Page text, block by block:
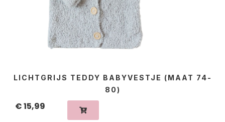
LICHTGRIJS TEDDY BABYVESTJE (MAAT 74-
80)
€15,99